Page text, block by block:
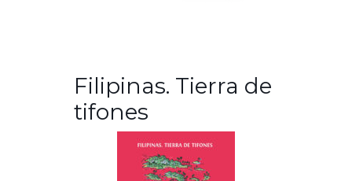
Filipinas. Tierra de
tifones